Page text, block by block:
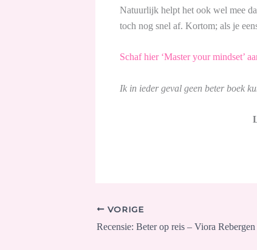
Natuurlijk helpt het ook wel mee
toch nog snel af. Kortom; als je
Schaf hier ‘Master your mindset’
Ik in ieder geval geen beter boek
VORIGE